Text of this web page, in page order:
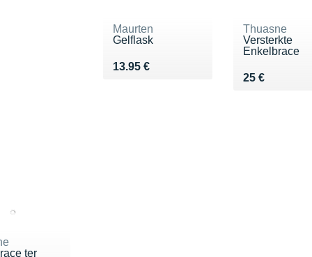
Maurten
Gelflask
13.95 €
Vendu 13.95 €
Thuasne
Versterkte
Enkelbrace
25 €
Vendu 25 €
ter